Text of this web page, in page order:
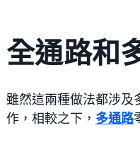
全通路和
雖然這兩種做法都涉及
作，相較之下， 多通路